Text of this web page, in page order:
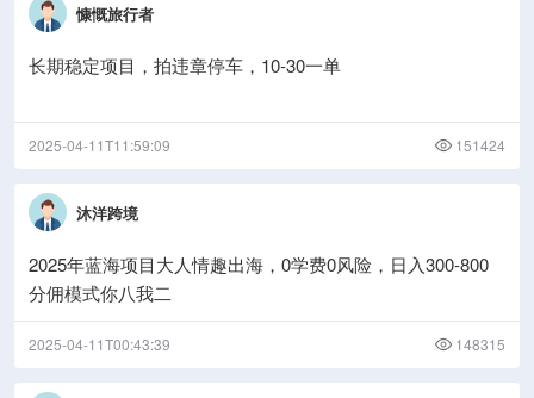
慷慨旅行者
长期稳定项目，拍违章停车，10-30一单
2025-04-11T11:59:09 151424
沐洋跨境
2025年蓝海项目大人情趣出海，0学费0风险，日入300-800
分佣模式你八我二
2025-04-11T00:43:39 148315